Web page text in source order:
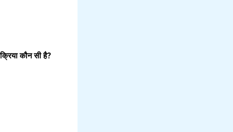
कौन सी है?